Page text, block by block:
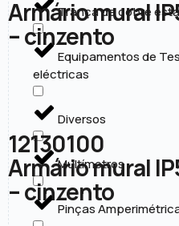
Trança de cobre
Equipamentos de
eléctricas
Diversos
Multímetros
Pinças
Armário mural
– cinzento
12130100
Armário mural
– cinzento